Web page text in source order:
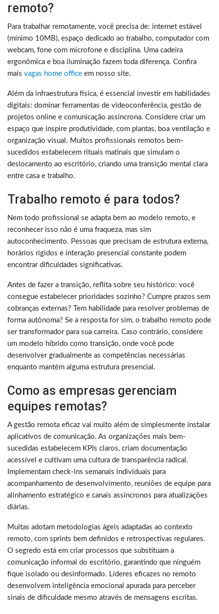
remoto?
Para trabalhar remotamente, você precisa de: internet estável
(mínimo 10MB), espaço dedicado ao trabalho, computador com
webcam, fone com microfone e disciplina. Uma cadeira
ergonômica e boa iluminação fazem toda diferença. Confira
mais vagas home office em nosso site.
Além da infraestrutura física, é essencial investir em habilidades
digitais: dominar ferramentas de videoconferência, gestão de
projetos online e comunicação assíncrona. Considere criar um
espaço que inspire produtividade, com plantas, boa ventilação e
organização visual. Muitos profissionais remotos bem-
sucedidos estabelecem rituais matinais que simulam o
deslocamento ao escritório, criando uma transição mental clara
entre casa e trabalho.
Trabalho remoto é para todos?
Nem todo profissional se adapta bem ao modelo remoto, e
reconhecer isso não é uma fraqueza, mas sim
autoconhecimento. Pessoas que precisam de estrutura externa,
horários rígidos e interação presencial constante podem
encontrar dificuldades significativas.
Antes de fazer a transição, reflita sobre seu histórico: você
consegue estabelecer prioridades sozinho? Cumpre prazos sem
cobranças externas? Tem habilidade para resolver problemas de
forma autônoma? Se a resposta for sim, o trabalho remoto pode
ser transformador para sua carreira. Caso contrário, considere
um modelo híbrido como transição, onde você pode
desenvolver gradualmente as competências necessárias
enquanto mantém alguma estrutura presencial.
Como as empresas gerenciam
equipes remotas?
A gestão remota eficaz vai muito além de simplesmente instalar
aplicativos de comunicação. As organizações mais bem-
sucedidas estabelecem KPIs claros, criam documentação
acessível e cultivam uma cultura de transparência radical.
Implementam check-ins semanais individuais para
acompanhamento de desenvolvimento, reuniões de equipe para
alinhamento estratégico e canais assíncronos para atualizações
diárias.
Muitas adotam metodologias ágeis adaptadas ao contexto
remoto, com sprints bem definidos e retrospectivas regulares.
O segredo está em criar processos que substituam a
comunicação informal do escritório, garantindo que ninguém
fique isolado ou desinformado. Líderes eficazes no remoto
desenvolvem inteligência emocional apurada para perceber
sinais de dificuldade mesmo através de mensagens escritas.